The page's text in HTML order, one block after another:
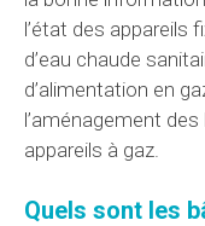
l’état des appareils
d’eau chaude
d’alimentation en
l’aménagement
appareils à gaz.
Quels sont les